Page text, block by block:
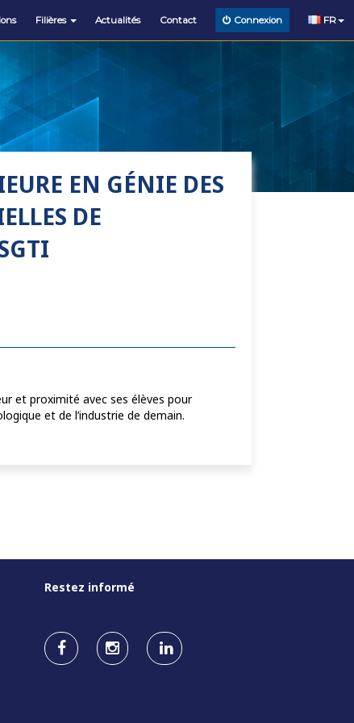
Filières Actualités Contact Connexion FR
EN GÉNIE DES
DE
et proximité avec ses élèves pour
et de l’industrie de demain.
Restez informé